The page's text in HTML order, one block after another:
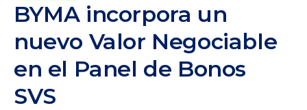
BYMA incorpora un
nuevo Valor Negociable
en el Panel de Bonos
SVS